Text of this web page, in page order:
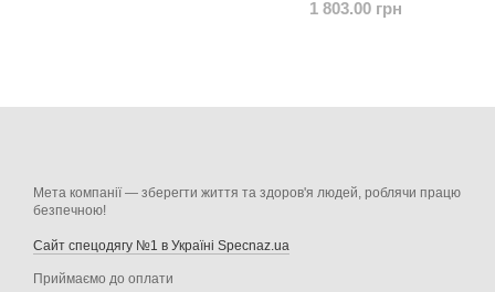
1 803.00 грн
Мета компанії — зберегти життя та здоров'я людей, роблячи працю
безпечною!
Сайт спецодягу №1 в Україні Specnaz.ua
Приймаємо до оплати